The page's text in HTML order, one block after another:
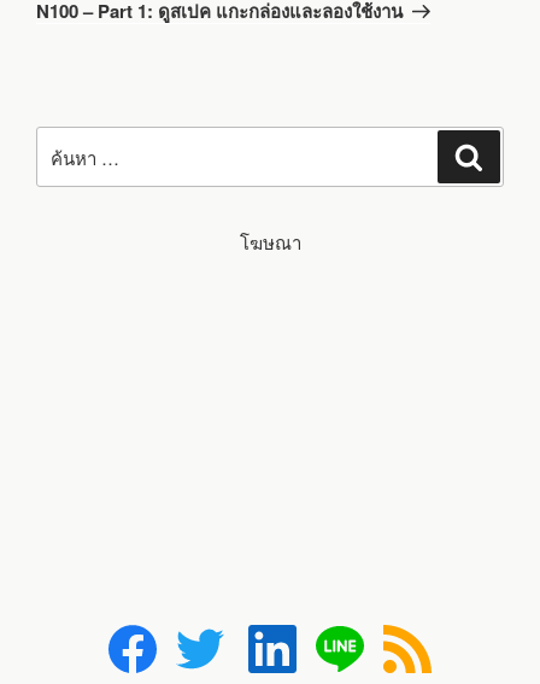
N100 – Part 1: ดูสเปค แกะกล่องและลองใช้งาน
ค้นหา:
โฆษณา